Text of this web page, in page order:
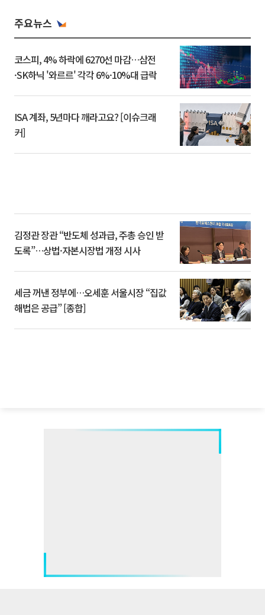
주요뉴스
코스피, 4% 하락에 6270선 마감…삼전
·SK하닉 '와르르' 각각 6%·10%대 급락
ISA 계좌, 5년마다 깨라고요? [이슈크래
커]
김정관 장관 “반도체 성과급, 주총 승인 받
도록”…상법·자본시장법 개정 시사
세금 꺼낸 정부에…오세훈 서울시장 “집값
해법은 공급” [종합]